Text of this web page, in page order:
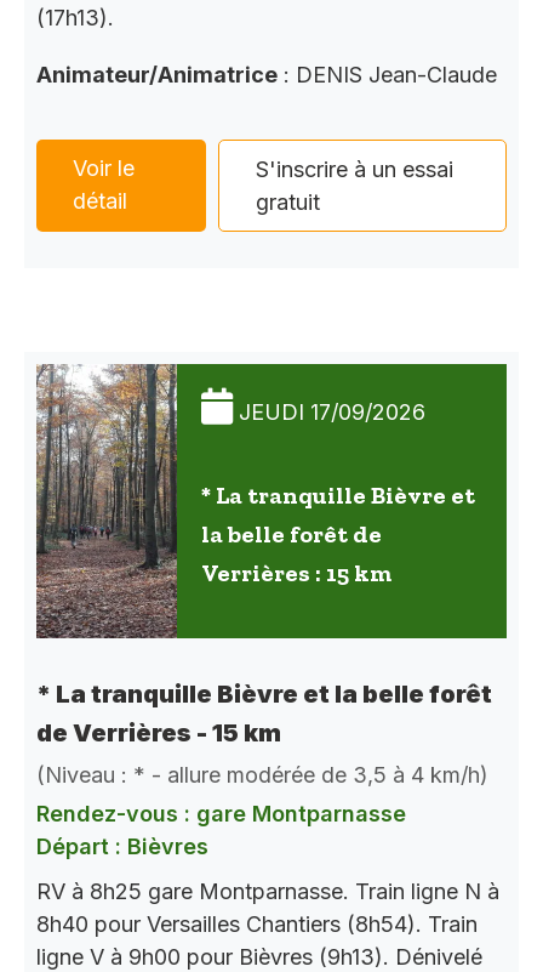
(17h13).
Animateur/Animatrice : DENIS Jean-Claude
Voir le
détail
S'inscrire à un essai
gratuit
JEUDI 17/09/2026
* La tranquille Bièvre et
la belle forêt de
Verrières : 15 km
* La tranquille Bièvre et la belle forêt
de Verrières - 15 km
(Niveau : * - allure modérée de 3,5 à 4 km/h)
Rendez-vous : gare Montparnasse
Départ : Bièvres
RV à 8h25 gare Montparnasse. Train ligne N à
8h40 pour Versailles Chantiers (8h54). Train
ligne V à 9h00 pour Bièvres (9h13). Dénivelé